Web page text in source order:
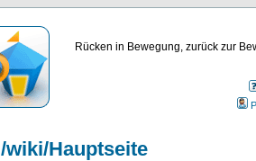
Rücken in Bewegung, zurück zur
Hauptseite